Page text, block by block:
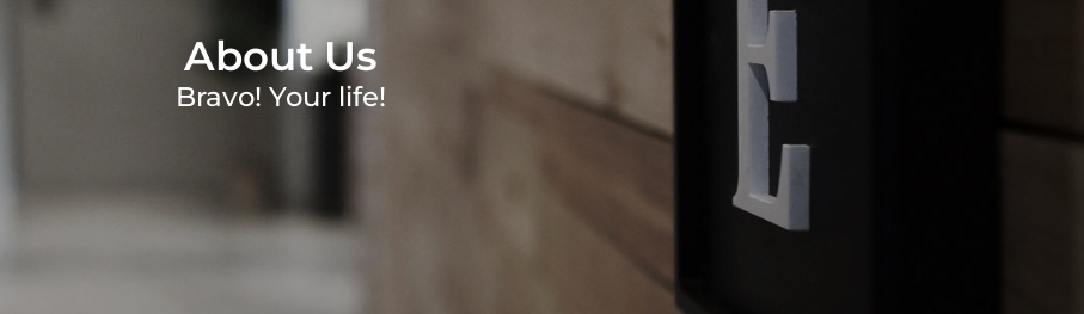
About Us
Bravo! Your life!